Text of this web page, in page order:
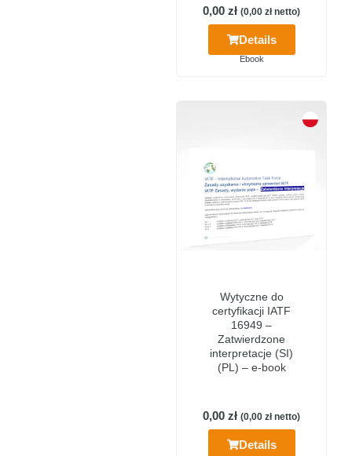
0,00 zł (0,00 złnetto)
Details
Ebook
Wytyczne do
certyfikacji IATF
16949 –
Zatwierdzone
interpretacje (SI)
(PL) – e-book
0,00 zł (0,00 złnetto)
Details